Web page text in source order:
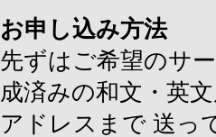
お申し込み方法
先ずはご希望のサ
成済みの和文・英
アドレスまで 送っ